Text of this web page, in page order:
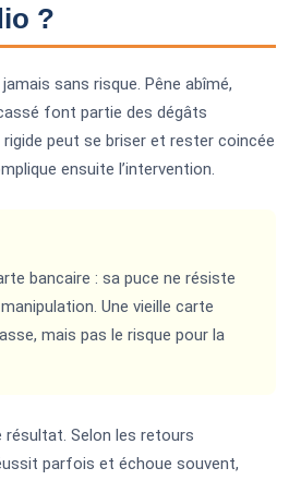
?
sans risque. Pêne abîmé,
font partie des dégâts
peut se briser et rester coincée
ensuite l’intervention.
bancaire : sa puce ne résiste
Une vieille carte
mais pas le risque pour la
Selon les retours
parfois et échoue souvent,